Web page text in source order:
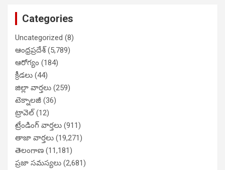
Categories
Uncategorized (8)
ఆంధ్రప్రదేశ్(5,789)
ఆరోగ్యం (184)
క్రీడలు (44)
జిల్లా వార్తలు (259)
టెక్నాలజీ (36)
ట్రావెల్(12)
ట్రేండింగ్ వార్తలు (911)
తాజా వార్తలు (19,271)
తెలంగాణ (11,181)
ప్రజా సమస్యలు (2,681)